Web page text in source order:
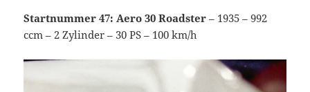
Startnummer 47: Aero 30 Roadster – 1935 – 992
ccm – 2 Zylinder – 30 PS – 100 km/h